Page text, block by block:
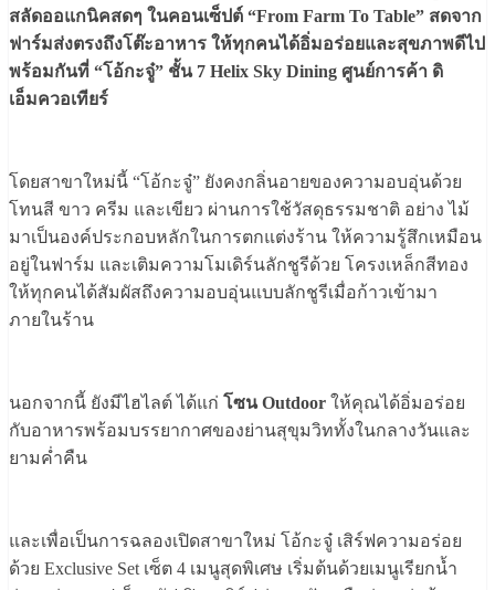
สลัดออแกนิคสดๆ ในคอนเซ็ปต์ “From Farm To Table” สดจาก
ฟาร์มส่งตรงถึงโต๊ะอาหาร ให้ทุกคนได้อิ่มอร่อยและสุขภาพดีไป
พร้อมกันที่ “โอ้กะจู๋” ชั้น 7 Helix Sky Dining ศูนย์การค้า ดิ
เอ็มควอเทียร์
โดยสาขาใหม่นี้ “โอ้กะจู๋” ยังคงกลิ่นอายของความอบอุ่นด้วย
โทนสี ขาว ครีม และเขียว ผ่านการใช้วัสดุธรรมชาติ อย่าง ไม้
มาเป็นองค์ประกอบหลักในการตกแต่งร้าน ให้ความรู้สึกเหมือน
อยู่ในฟาร์ม และเติมความโมเดิร์นลักชูรีด้วย โครงเหล็กสีทอง
ให้ทุกคนได้สัมผัสถึงความอบอุ่นแบบลักชูรีเมื่อก้าวเข้ามา
ภายในร้าน
นอกจากนี้ ยังมีไฮไลต์ ได้แก่ โซน Outdoor ให้คุณได้อิ่มอร่อย
กับอาหารพร้อมบรรยากาศของย่านสุขุมวิททั้งในกลางวันและ
ยามค่ำคืน
และเพื่อเป็นการฉลองเปิดสาขาใหม่ โอ้กะจู๋ เสิร์ฟความอร่อย
ด้วย Exclusive Set เซ็ต 4 เมนูสุดพิเศษ เริ่มต้นด้วยเมนูเรียกน้ำ